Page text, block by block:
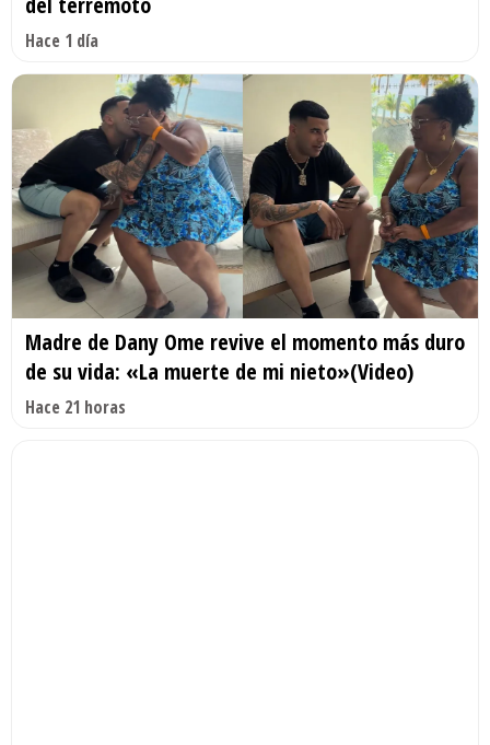
Hace 1 día
Madre de Dany Ome revive el momento más duro
de su vida: «La muerte de mi nieto»(Video)
Hace 21 horas